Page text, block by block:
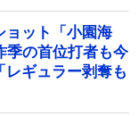
ョット「小園海
の首位打者も今
ギュラー剥奪も